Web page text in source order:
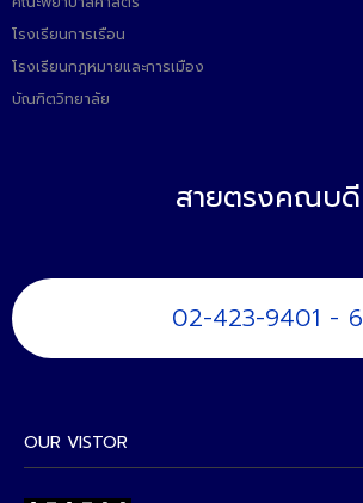
โรงเรียนการเรือน
โรงเรียนกฎหมายและการเมือง
บัณฑิตวิทยาลัย
สายตรงคณบดี
02-423-9401 - 6
OUR VISTOR